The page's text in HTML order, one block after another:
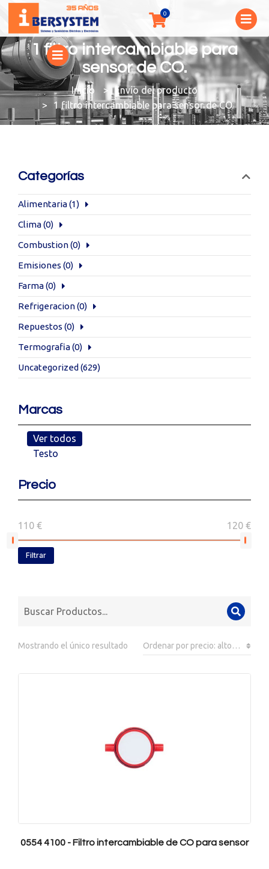
1 filtro intercambiable para
sensor de CO.
You are here:
Envío del producto
1 filtro intercambiable para sensor de CO.
Categorías
Alimentaria(1)
Clima(0)
Combustion(0)
Emisiones (0)
Farma(0)
Refrigeracion(0)
Repuestos (0)
Termografia(0)
Uncategorized (629)
Marcas
Ver todos
Testo
Precio
110 € 120 €
Filtrar
Mostrando el único resultado
0554 4100 - Filtro intercambiable de CO para sensor